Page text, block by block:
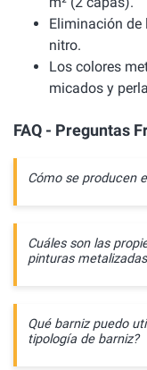
Eliminación
nitro.
Los colores
micados y
FAQ - Preguntas
Cómo se producen
Cuáles son las
pinturas
Qué barniz puedo
tipología de barniz?